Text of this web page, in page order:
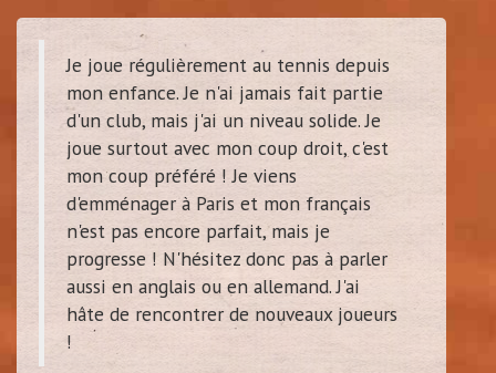
Je joue régulièrement au tennis depuis
mon enfance. Je n'ai jamais fait partie
d'un club, mais j'ai un niveau solide. Je
joue surtout avec mon coup droit, c'est
mon coup préféré ! Je viens
d'emménager à Paris et mon français
n'est pas encore parfait, mais je
progresse ! N'hésitez donc pas à parler
aussi en anglais ou en allemand. J'ai
hâte de rencontrer de nouveaux joueurs
!